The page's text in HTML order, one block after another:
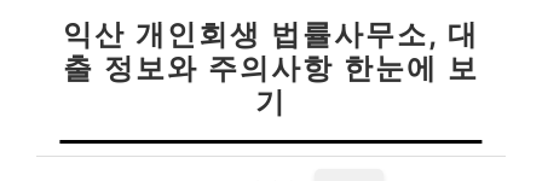
익산 개인회생 법률사무소, 대
출 정보와 주의사항 한눈에 보
기